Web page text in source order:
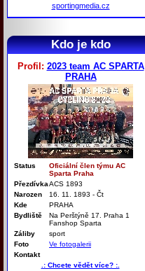
sportingmedia.cz
Kdo je kdo
Profil: 2023 team AC SPARTA
PRAHA
Status
Oficiální člen týmu AC
Sparta Praha
PřezdívkaACS 1893
Narozen
16. 11. 1893 - Čt
Kde
PRAHA
Bydliště
Na Perštýně 17. Praha 1
Fanshop Sparta
Záliby
sport
Foto
Ve fotogalerii
Kontakt
.: Chcete vědět více? :.